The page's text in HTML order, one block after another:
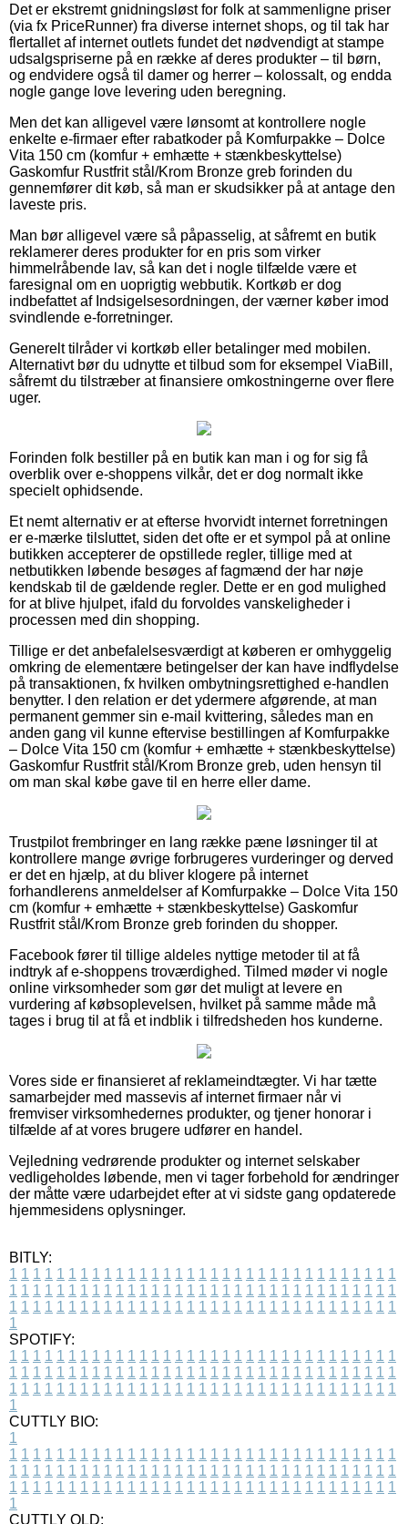
Det er ekstremt gnidningsløst for folk at sammenligne priser
(via fx PriceRunner) fra diverse internet shops, og til tak har
flertallet af internet outlets fundet det nødvendigt at stampe
udsalgspriserne på en række af deres produkter – til børn,
og endvidere også til damer og herrer – kolossalt, og endda
nogle gange love levering uden beregning.
Men det kan alligevel være lønsomt at kontrollere nogle
enkelte e-firmaer efter rabatkoder på Komfurpakke – Dolce
Vita 150 cm (komfur + emhætte + stænkbeskyttelse)
Gaskomfur Rustfrit stål/Krom Bronze greb forinden du
gennemfører dit køb, så man er skudsikker på at antage den
laveste pris.
Man bør alligevel være så påpasselig, at såfremt en butik
reklamerer deres produkter for en pris som virker
himmelråbende lav, så kan det i nogle tilfælde være et
faresignal om en uoprigtig webbutik. Kortkøb er dog
indbefattet af Indsigelsesordningen, der værner køber imod
svindlende e-forretninger.
Generelt tilråder vi kortkøb eller betalinger med mobilen.
Alternativt bør du udnytte et tilbud som for eksempel ViaBill,
såfremt du tilstræber at finansiere omkostningerne over flere
uger.
Forinden folk bestiller på en butik kan man i og for sig få
overblik over e-shoppens vilkår, det er dog normalt ikke
specielt ophidsende.
Et nemt alternativ er at efterse hvorvidt internet forretningen
er e-mærke tilsluttet, siden det ofte er et sympol på at online
butikken accepterer de opstillede regler, tillige med at
netbutikken løbende besøges af fagmænd der har nøje
kendskab til de gældende regler. Dette er en god mulighed
for at blive hjulpet, ifald du forvoldes vanskeligheder i
processen med din shopping.
Tillige er det anbefalelsesværdigt at køberen er omhyggelig
omkring de elementære betingelser der kan have indflydelse
på transaktionen, fx hvilken ombytningsrettighed e-handlen
benytter. I den relation er det ydermere afgørende, at man
permanent gemmer sin e-mail kvittering, således man en
anden gang vil kunne eftervise bestillingen af Komfurpakke
– Dolce Vita 150 cm (komfur + emhætte + stænkbeskyttelse)
Gaskomfur Rustfrit stål/Krom Bronze greb, uden hensyn til
om man skal købe gave til en herre eller dame.
Trustpilot frembringer en lang række pæne løsninger til at
kontrollere mange øvrige forbrugeres vurderinger og derved
er det en hjælp, at du bliver klogere på internet
forhandlerens anmeldelser af Komfurpakke – Dolce Vita 150
cm (komfur + emhætte + stænkbeskyttelse) Gaskomfur
Rustfrit stål/Krom Bronze greb forinden du shopper.
Facebook fører til tillige aldeles nyttige metoder til at få
indtryk af e-shoppens troværdighed. Tilmed møder vi nogle
online virksomheder som gør det muligt at levere en
vurdering af købsoplevelsen, hvilket på samme måde må
tages i brug til at få et indblik i tilfredsheden hos kunderne.
Vores side er finansieret af reklameindtægter. Vi har tætte
samarbejder med massevis af internet firmaer når vi
fremviser virksomhedernes produkter, og tjener honorar i
tilfælde af at vores brugere udfører en handel.
Vejledning vedrørende produkter og internet selskaber
vedligeholdes løbende, men vi tager forbehold for ændringer
der måtte være udarbejdet efter at vi sidste gang opdaterede
hjemmesidens oplysninger.
BITLY:
1 1 1 1 1 1 1 1 1 1 1 1 1 1 1 1 1 1 1 1 1 1 1 1 1 1 1 1 1 1 1 1 1
1 1 1 1 1 1 1 1 1 1 1 1 1 1 1 1 1 1 1 1 1 1 1 1 1 1 1 1 1 1 1 1 1
1 1 1 1 1 1 1 1 1 1 1 1 1 1 1 1 1 1 1 1 1 1 1 1 1 1 1 1 1 1 1 1 1
1
SPOTIFY:
1 1 1 1 1 1 1 1 1 1 1 1 1 1 1 1 1 1 1 1 1 1 1 1 1 1 1 1 1 1 1 1 1
1 1 1 1 1 1 1 1 1 1 1 1 1 1 1 1 1 1 1 1 1 1 1 1 1 1 1 1 1 1 1 1 1
1 1 1 1 1 1 1 1 1 1 1 1 1 1 1 1 1 1 1 1 1 1 1 1 1 1 1 1 1 1 1 1 1
1
CUTTLY BIO:
1
1 1 1 1 1 1 1 1 1 1 1 1 1 1 1 1 1 1 1 1 1 1 1 1 1 1 1 1 1 1 1 1 1
1 1 1 1 1 1 1 1 1 1 1 1 1 1 1 1 1 1 1 1 1 1 1 1 1 1 1 1 1 1 1 1 1
1 1 1 1 1 1 1 1 1 1 1 1 1 1 1 1 1 1 1 1 1 1 1 1 1 1 1 1 1 1 1 1 1
1
CUTTLY OLD: